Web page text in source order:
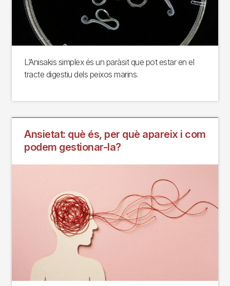
L’Anisakis simplex és un paràsit que pot estar en el
tracte digestiu dels peixos marins.
Ansietat: què és, per què apareix i com
podem gestionar-la?